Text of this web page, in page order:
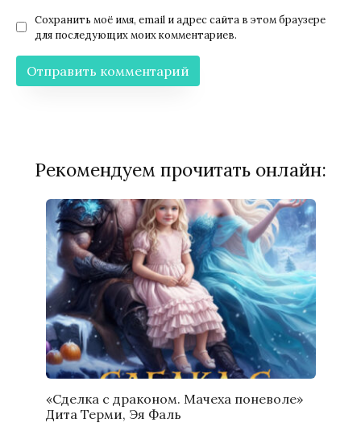
Сохранить моё имя, email и адрес сайта в этом браузере
для последующих моих комментариев.
Рекомендуем прочитать онлайн:
«Сделка с драконом. Мачеха поневоле»
Дита Терми, Эя Фаль